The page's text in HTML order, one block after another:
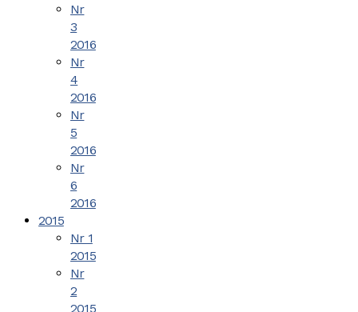
Nr
3
2016
Nr
4
2016
Nr
5
2016
Nr
6
2016
2015
Nr 1
2015
Nr
2
2015